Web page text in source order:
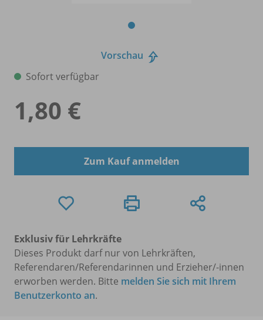
Vorschau
Sofort verfügbar
1,80 €
Zum Kauf anmelden
Exklusiv für Lehrkräfte
Dieses Produkt darf nur von Lehrkräften,
Referendaren/Referendarinnen und Erzieher/-innen
erworben werden. Bitte melden Sie sich mit Ihrem
Benutzerkonto an.